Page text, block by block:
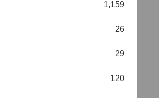
1,159
26
29
120